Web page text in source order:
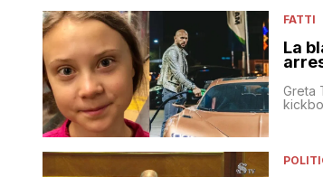
FATTI
La
Greta